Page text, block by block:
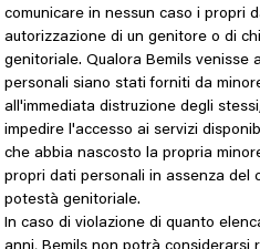
comunicare in nessun caso i propri
autorizzazione di un genitore o di
genitoriale. Qualora Bemils
personali siano stati forniti da
all'immediata distruzione degli
impedire l'accesso ai servizi
che abbia nascosto la propria
propri dati personali in assenza del
potestà genitoriale.
In caso di violazione di quanto
anni, Bemils non potrà considerarsi